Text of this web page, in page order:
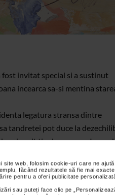
web, folosim cookie-uri care ne
făcând rezultatele să fie mai
pentru a oferi publicitate
sau puteți face clic pe
invitat special si a sustinut
incearca sa-si mentina
legatura stransa dintre
tandretei pot duce la
orice alt tip de consum. In mod
de informatie de orice fel.
tuturor.